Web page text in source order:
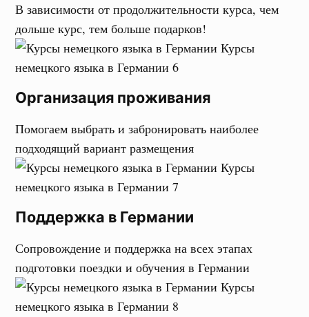
В зависимости от продолжительности курса, чем
дольше курс, тем больше подарков!
Организация проживания
Помогаем выбрать и забронировать наиболее
подходящий вариант размещения
Поддержка в Германии
Сопровождение и поддержка на всех этапах
подготовки поездки и обучения в Германии